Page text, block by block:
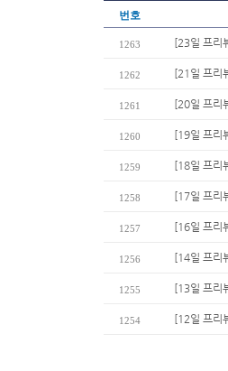
번호
1263 [23일 프리
1262 [21일 프리
1261 [20일 프리
1260 [19일 프리
1259 [18일 프리
1258 [17일 프리
1257 [16일 프리
1256 [14일 프리
1255 [13일 프리
1254 [12일 프리